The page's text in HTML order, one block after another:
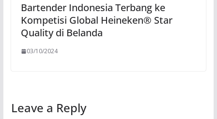
Bartender Indonesia Terbang ke
Kompetisi Global Heineken® Star
Quality di Belanda
03/10/2024
Leave a Reply